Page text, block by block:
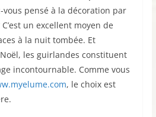
vous pensé à la décoration par
un excellent moyen de
à la nuit tombée. Et
les guirlandes constituent
incontournable. Comme vous
, le choix est